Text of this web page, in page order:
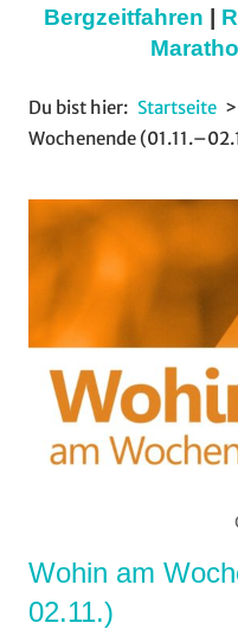
Bergzeitfahren |
Du bist hier: Startseite
Wochenende
Wohin am
02.11.)